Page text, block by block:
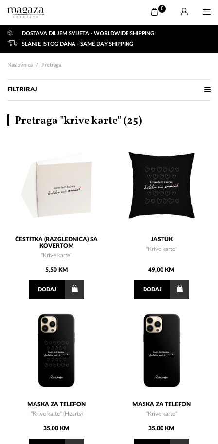
0
DOSTAVA DILJEM SVIJETA - WORLDWIDE SHIPPING
SLANJE ISTOG DANA - SAME DAY SHIPPING
Naslovnica Pretraga
FILTRIRAJ
Pretraga "krive karte" (25)
ČESTITKA (RAZGLEDNICA) SA
KOVERTOM
"Krive karte"
5,50 KM
DODAJ
JASTUK
"Krive karte"
49,00 KM
DODAJ
MASKA ZA TELEFON
"Krive karte" (Hearts)
35,00 KM
MASKA ZA TELEFON
"Krive karte"
35,00 KM